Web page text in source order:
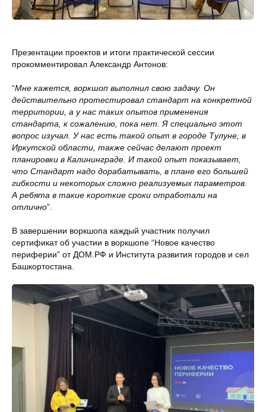
Презентации проектов и итоги практической сессии
прокомментировал Александр Антонов:
“Мне кажется, воркшоп выполнил свою задачу. Он
действительно протестировал стандарт на конкретной
территории, а у нас таких опытов применения
стандарта, к сожалению, пока нет. Я специально этот
вопрос изучал. У нас есть такой опыт в городе Тулуне, в
Иркутской области, также сейчас делают проект
планировки в Калининграде. И такой опыт показывает,
что Стандарт надо дорабатывать, в плане его большей
гибкости и некоторых сложно реализуемых параметров.
А ребята в такие короткие сроки отработали на
отлично”.
В завершении воркшопа каждый участник получил
сертификат об участии в воркшопе “Новое качество
периферии” от ДОМ.РФ и Института развития городов и сел
Башкортостана.